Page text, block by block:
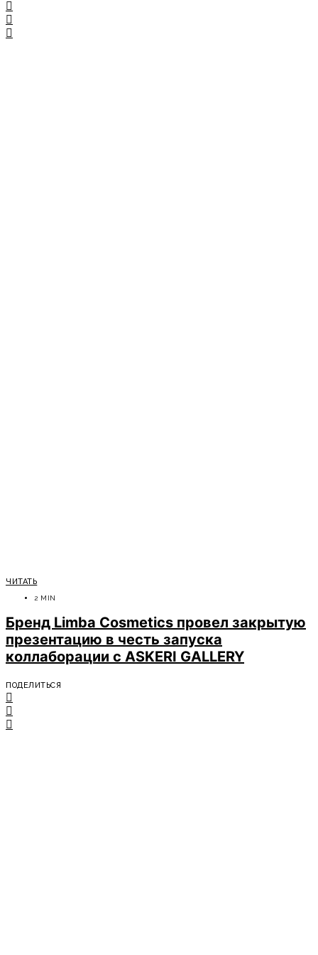
ЧИТАТЬ
2 MIN
Бренд Limba Cosmetics провел закрытую
презентацию в честь запуска
коллаборации с ASKERI GALLERY
ПОДЕЛИТЬСЯ